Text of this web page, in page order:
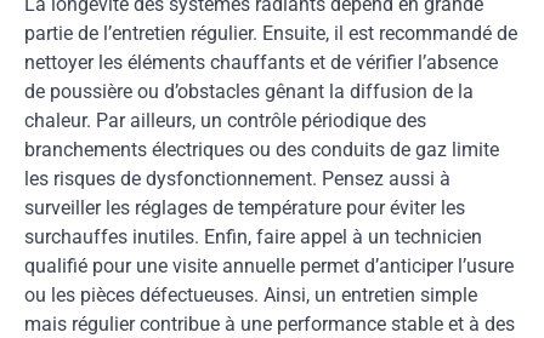
La longévité des systèmes radiants dépend en grande
partie de l’entretien régulier. Ensuite, il est recommandé de
nettoyer les éléments chauffants et de vérifier l’absence
de poussière ou d’obstacles gênant la diffusion de la
chaleur. Par ailleurs, un contrôle périodique des
branchements électriques ou des conduits de gaz limite
les risques de dysfonctionnement. Pensez aussi à
surveiller les réglages de température pour éviter les
surchauffes inutiles. Enfin, faire appel à un technicien
qualifié pour une visite annuelle permet d’anticiper l’usure
ou les pièces défectueuses. Ainsi, un entretien simple
mais régulier contribue à une performance stable et à des